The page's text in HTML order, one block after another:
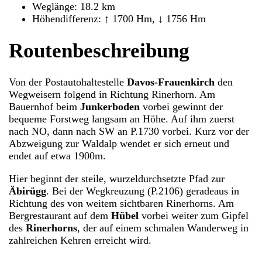
Weglänge: 18.2 km
Höhendifferenz: ↑ 1700 Hm, ↓ 1756 Hm
Routenbeschreibung
Von der PostautohaltestelleDavos-Frauenkirch den
Wegweisern folgend in Richtung Rinerhorn. Am
Bauernhof beimJunkerboden vorbei gewinnt der
bequeme Forstweg langsam an Höhe. Auf ihm zuerst
nach NO, dann nach SW an P.1730 vorbei. Kurz vor der
Abzweigung zur Waldalp wendet er sich erneut und
endet auf etwa 1900m.
Hier beginnt der steile, wurzeldurchsetzte Pfad zur
Äbirügg. Bei der Wegkreuzung (P.2106) geradeaus in
Richtung des von weitem sichtbaren Rinerhorns. Am
Bergrestaurant auf demHübel vorbei weiter zum Gipfel
desRinerhorns, der auf einem schmalen Wanderweg in
zahlreichen Kehren erreicht wird.